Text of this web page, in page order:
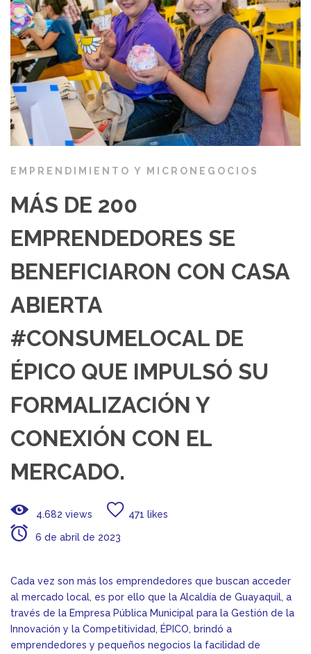
EMPRENDIMIENTO Y MICRONEGOCIOS
MÁS DE 200
EMPRENDEDORES SE
BENEFICIARON CON CASA
ABIERTA
#CONSUMELOCAL DE
ÉPICO QUE IMPULSÓ SU
FORMALIZACIÓN Y
CONEXIÓN CON EL
MERCADO.
4.682 views 471 likes
6 de abril de 2023
Cada vez son más los emprendedores que buscan acceder
al mercado local, es por ello que la Alcaldía de Guayaquil, a
través de la Empresa Pública Municipal para la Gestión de la
Innovación y la Competitividad, ÉPICO, brindó a
emprendedores y pequeños negocios la facilidad de